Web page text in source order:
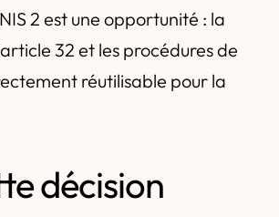
2 est une opportunité : la
32 et les procédures de
réutilisable pour la
décision